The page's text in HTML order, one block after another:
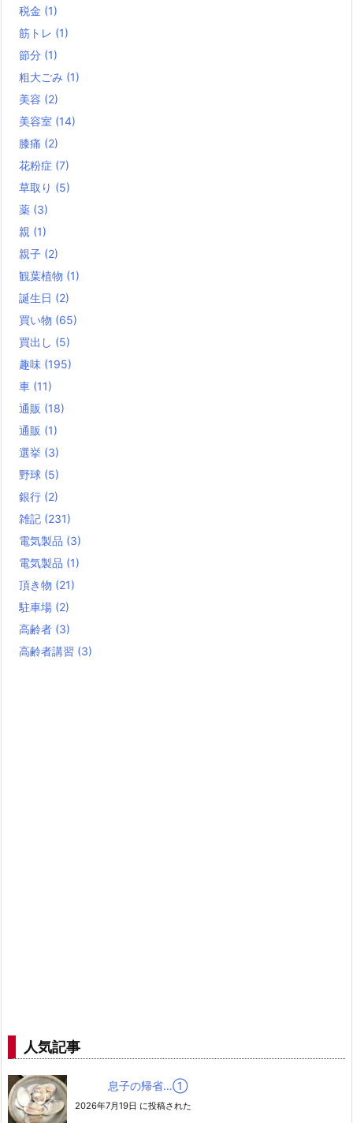
税金 (1)
筋トレ (1)
節分 (1)
粗大ごみ (1)
美容 (2)
美容室 (14)
膝痛 (2)
花粉症 (7)
草取り (5)
薬 (3)
親 (1)
親子 (2)
観葉植物 (1)
誕生日 (2)
買い物 (65)
買出し (5)
趣味 (195)
車 (11)
通販 (18)
通販 (1)
選挙 (3)
野球 (5)
銀行 (2)
雑記 (231)
電気製品 (3)
電気製品 (1)
頂き物 (21)
駐車場 (2)
高齢者 (3)
高齢者講習 (3)
人気記事
息子の帰省…➀
2026年7月19日 に投稿された